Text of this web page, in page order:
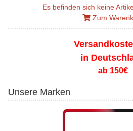
Es befinden sich keine
Zum
in
ab 150€
Unsere Marken